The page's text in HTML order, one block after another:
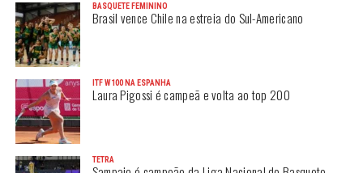
BASQUETE FEMININO
Brasil vence Chile na estreia do Sul-Americano
ITF W100 NA ESPANHA
Laura Pigossi é campeã e volta ao top 200
TETRA